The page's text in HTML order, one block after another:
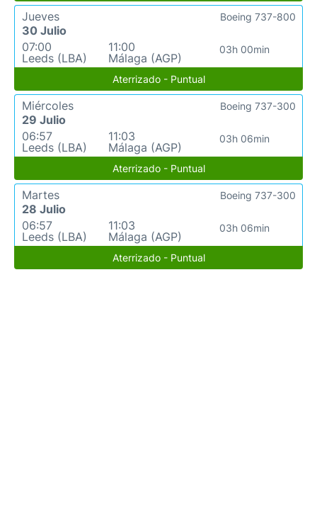
Jueves
30 Julio
07:00
Leeds (LBA)
11:00
Málaga (AGP)
03h 00min
Boeing 737-800
Aterrizado - Puntual
Miércoles
29 Julio
06:57
Leeds (LBA)
11:03
Málaga (AGP)
03h 06min
Boeing 737-300
Aterrizado - Puntual
Martes
28 Julio
06:57
Leeds (LBA)
11:03
Málaga (AGP)
03h 06min
Boeing 737-300
Aterrizado - Puntual